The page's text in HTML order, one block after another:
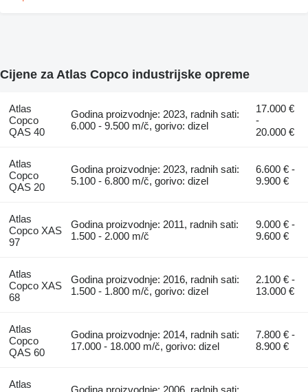
Cijene za Atlas Copco industrijske opreme
Atlas
Copco
QAS 40
Godina proizvodnje: 2023, radnih sati:
6.000 - 9.500 m/č, gorivo: dizel
17.000 €
-
20.000 €
Atlas
Copco
QAS 20
Godina proizvodnje: 2023, radnih sati:
5.100 - 6.800 m/č, gorivo: dizel
6.600 € -
9.900 €
Atlas
Copco XAS
97
Godina proizvodnje: 2011, radnih sati:
1.500 - 2.000 m/č
9.000 € -
9.600 €
Atlas
Copco XAS
68
Godina proizvodnje: 2016, radnih sati:
1.500 - 1.800 m/č, gorivo: dizel
2.100 € -
13.000 €
Atlas
Copco
QAS 60
Godina proizvodnje: 2014, radnih sati:
17.000 - 18.000 m/č, gorivo: dizel
7.800 € -
8.900 €
Atlas
Godina proizvodnje: 2006, radnih sati: